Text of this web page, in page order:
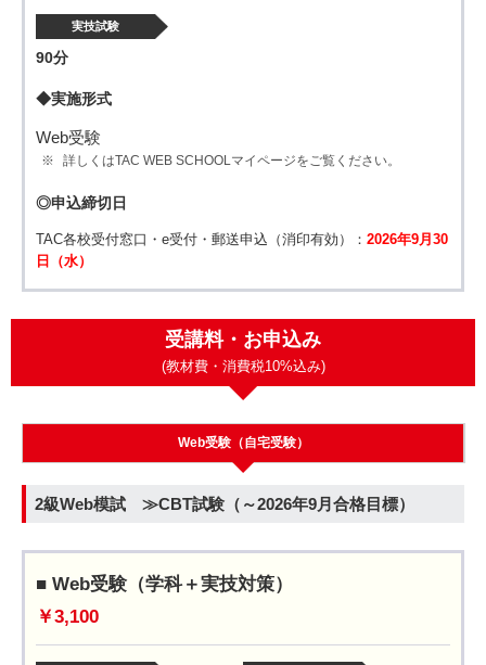
実技試験
90分
◆実施形式
Web受験
詳しくはTAC WEB SCHOOLマイページをご覧ください。
◎申込締切日
TAC各校受付窓口・e受付・郵送申込（消印有効）： 2026年9月30
日（水）
受講料・お申込み
(教材費・消費税10%込み)
Web受験（自宅受験）
2級Web模試 ≫CBT試験（～2026年9月合格目標）
■ Web受験（学科＋実技対策）
￥3,100